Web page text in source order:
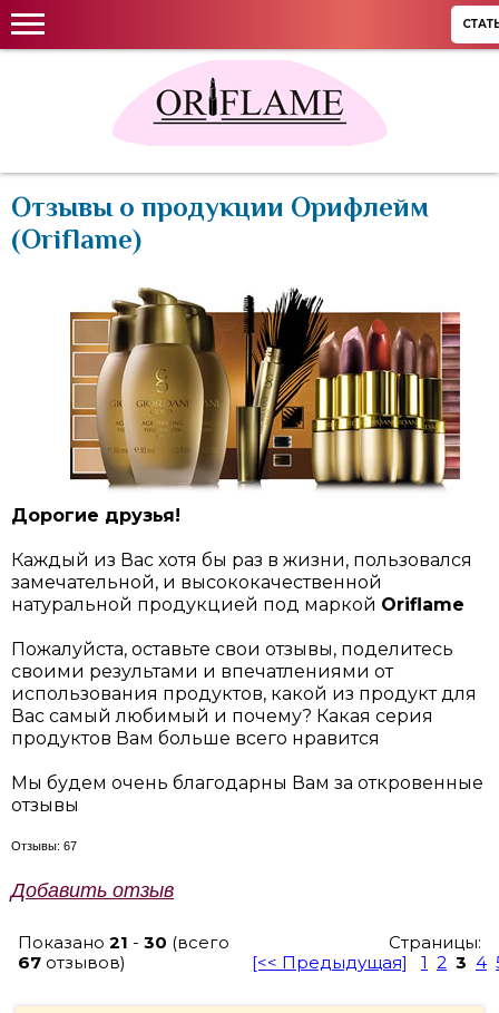
Отзывы о продукции Орифлейм
(Oriflame)
Дорогие друзья!
Каждый из Вас хотя бы раз в жизни, пользовался
замечательной, и высококачественной
натуральной продукцией под маркой Oriflame
Пожалуйста, оставьте свои отзывы, поделитесь
своими результами и впечатлениями от
использования продуктов, какой из продукт для
Вас самый любимый и почему? Какая серия
продуктов Вам больше всего нравится
Мы будем очень благодарны Вам за откровенные
отзывы
Отзывы: 67
Добавить отзыв
Показано 21 - 30 (всего
67 отзывов)
Страницы:
[<< Предыдущая]
1 2 3 4